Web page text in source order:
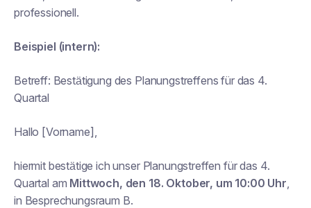
professionell.
Beispiel (intern):
Betreff: Bestätigung des Planungstreffens für das 4.
Quartal
Hallo [Vorname],
hiermit bestätige ich unser Planungstreffen für das 4.
Quartal am Mittwoch, den 18. Oktober, um 10:00 Uhr,
in Besprechungsraum B.